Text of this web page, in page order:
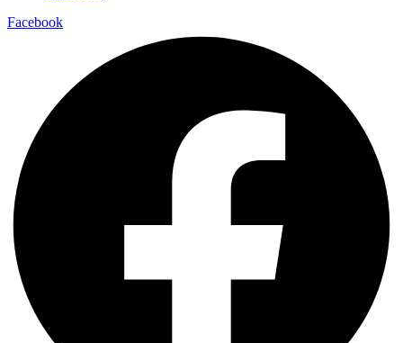
Facebook